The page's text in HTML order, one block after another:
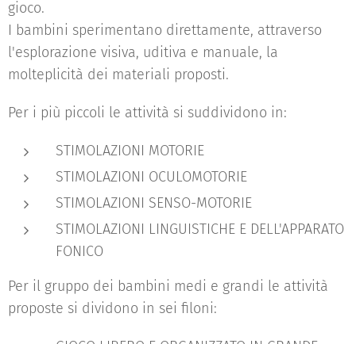
gioco.
I bambini sperimentano direttamente, attraverso
l'esplorazione visiva, uditiva e manuale, la
molteplicità dei materiali proposti.
Per i più piccoli le attività si suddividono in:
STIMOLAZIONI MOTORIE
STIMOLAZIONI OCULOMOTORIE
STIMOLAZIONI SENSO-MOTORIE
STIMOLAZIONI LINGUISTICHE E DELL'APPARATO
FONICO
Per il gruppo dei bambini medi e grandi le attività
proposte si dividono in sei filoni: